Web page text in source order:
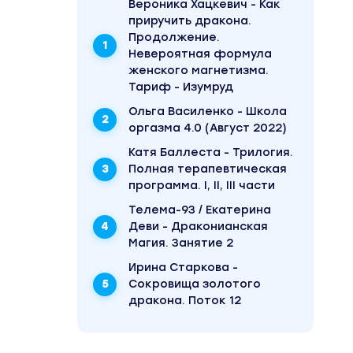
Вероника Хацкевич - Как
приручить дракона.
Продолжение.
Невероятная формула
женского магнетизма.
Тариф - Изумруд
Ольга Василенко - Школа
оргазма 4.0 (Август 2022)
Катя Баллеста - Трилогия.
Полная терапевтическая
программа. I, II, III части
Телема-93 / Екатерина
Деви - Драконианская
Магия. Занятие 2
Ирина Старкова -
Сокровища золотого
дракона. Поток 12